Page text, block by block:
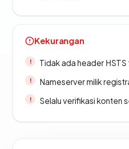
Kekurangan
Tidak ada header
Nameserver milik
Selalu verifikasi konten